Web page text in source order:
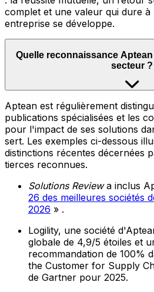
complet et une valeur qui dure
entreprise se développe.
Quelle reconnaissance
secteur ?
Aptean est régulièrement
publications spécialisées et les
pour l'impact de ses solutions
sert. Les exemples ci-dessous
distinctions récentes décernées
tierces reconnues.
Solutions Reviewa inclus
26 des meilleures sociétés
2026 » .
Logility, une société
globale de 4,9/5 étoiles et
recommandation de 100%
the Customer for Supply
de Gartner pour 2025.